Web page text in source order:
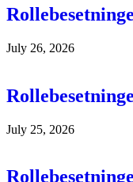
July 26, 2026
July 25, 2026